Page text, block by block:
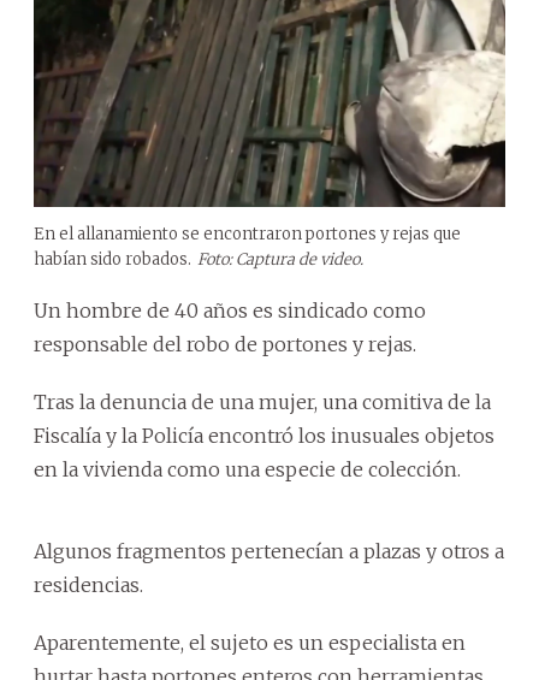
En el allanamiento se encontraron portones y rejas que
habían sido robados. Foto: Captura de video.
Un hombre de 40 años es sindicado como
responsable del robo de portones y rejas.
Tras la denuncia de una mujer, una comitiva de la
Fiscalía y la Policía encontró los inusuales objetos
en la vivienda como una especie de colección.
Algunos fragmentos pertenecían a plazas y otros a
residencias.
Aparentemente, el sujeto es un especialista en